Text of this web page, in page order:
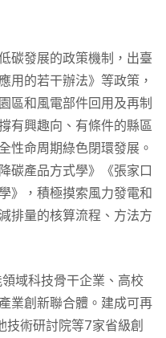
碳發展的政策機制，出臺
用的若干辦法》等政策，
區和風電部件回用及再制
有興趣向、有條件的縣區
性命周期綠色閉環發展。
碳產品方式學》《張家口
》，積極摸索風力發電和
排量的核算流程、方法方
域科技骨干企業、高校
業創新聯合體。建成可再
技術研討院等7家省級創